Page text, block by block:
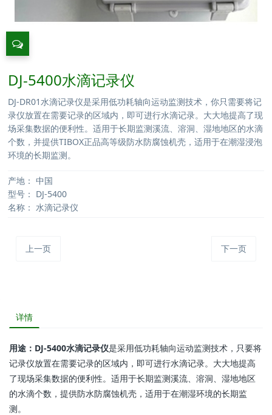
DJ-5400水滴记录仪
DJ-DR01水滴记录仪是采用低功耗轴向运动监测技术，你只需要将记
录仪放置在需要记录的区域内，即可进行水滴记录。大大地提高了现
场采集数据的便利性。适用于长期监测溪流、溶洞、湿地地区的水滴
个数，并提供TIBOX正品高等级防水防腐蚀机壳，适用于在潮湿浸泡
环境的长期监测。
产地： 中国
型号： DJ-5400
名称： 水滴记录仪
上一页 下一页
详情
用途：DJ-5400水滴记录仪是采用低功耗轴向运动监测技术，只要将
记录仪放置在需要记录的区域内，即可进行水滴记录。大大地提高
了现场采集数据的便利性。适用于长期监测溪流、溶洞、湿地地区
的水滴个数，提供防水防腐蚀机壳，适用于在潮湿环境的长期监
测。